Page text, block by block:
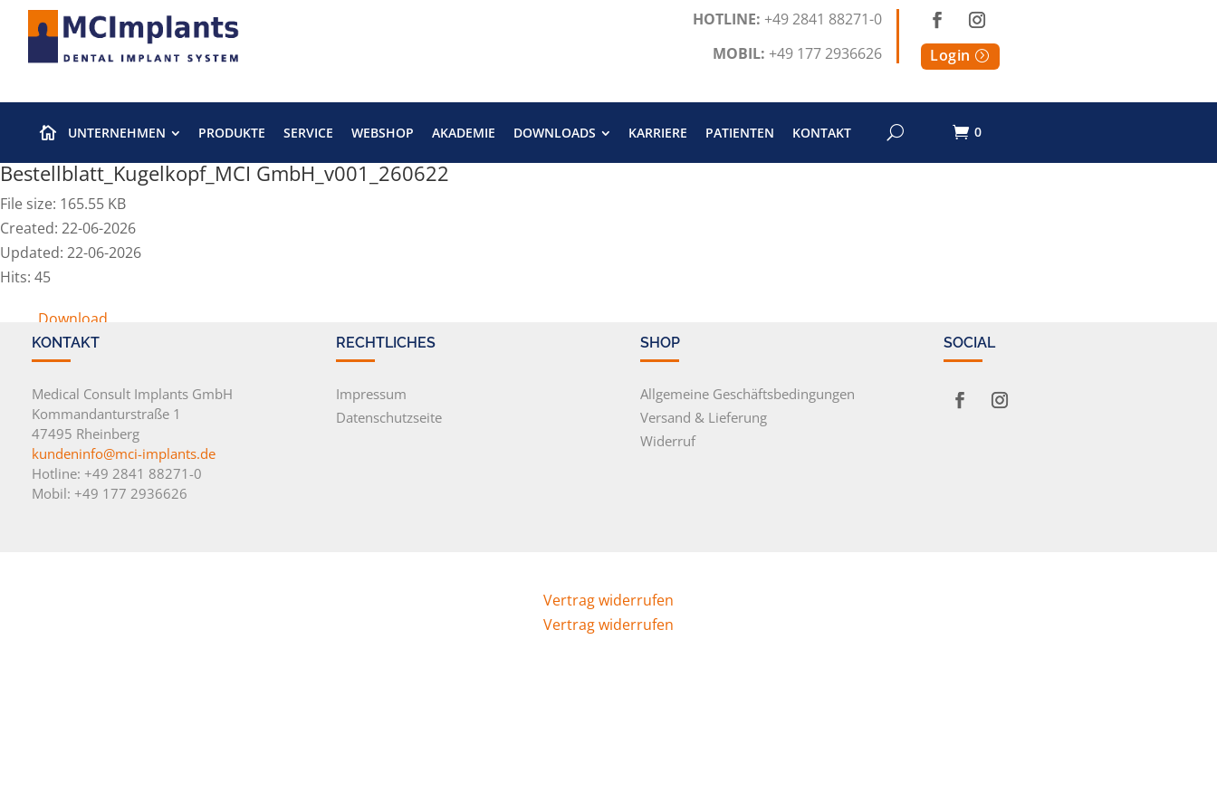
HOTLINE: +49 2841 88271-0
MOBIL: +49 177 2936626 Login
 UNTERNEHMEN PRODUKTE SERVICE WEBSHOP AKADEMIE DOWNLOADS KARRIERE PATIENTEN KONTAKT 0
Bestellblatt_Kugelkopf_MCI GmbH_v001_260622
File size: 165.55 KB
Created: 22-06-2026
Updated: 22-06-2026
Hits: 45
Download
KONTAKT
Medical Consult Implants GmbH
Kommandanturstraße 1
47495 Rheinberg
kundeninfo@mci-implants.de
Hotline: +49 2841 88271-0
Mobil: +49 177 2936626
RECHTLICHES
Impressum
Datenschutzseite
SHOP
Allgemeine Geschäftsbedingungen
Versand & Lieferung
Widerruf
SOCIAL
Vertrag widerrufen
Vertrag widerrufen